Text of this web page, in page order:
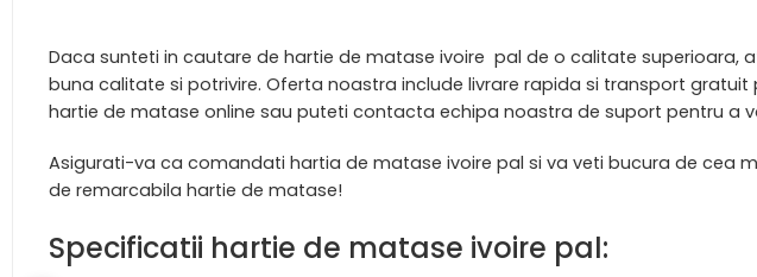
Daca sunteti in cautare de hartie de matase ivoire pal de o calitate
buna calitate si potrivire. Oferta noastra include livrare rapida si transport
hartie de matase online sau puteti contacta echipa noastra de suport pentru a
Asigurati-va ca comandati hartia de matase ivoire pal si va veti bucura de cea
de remarcabila hartie de matase!
Specificatii hartie de matase ivoire pal: